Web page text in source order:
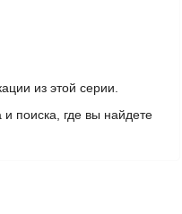
из этой серии.
поиска, где вы найдете